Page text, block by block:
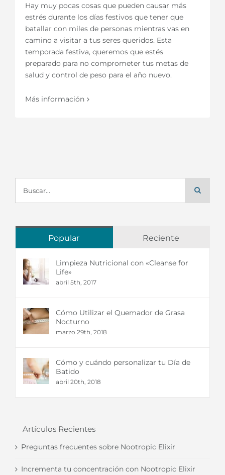
Hay muy pocas cosas que pueden causar más
estrés durante los días festivos que tener que
batallar con miles de personas mientras vas en
camino a visitar a tus seres queridos. Esta
temporada festiva, queremos que estés
preparado para no comprometer tus metas de
salud y control de peso para el año nuevo.
Más información
Popular Reciente
Limpieza Nutricional con «Cleanse for
Life»
abril 5th, 2017
Cómo Utilizar el Quemador de Grasa
Nocturno
marzo 29th, 2018
Cómo y cuándo personalizar tu Día de
Batido
abril 20th, 2018
Artículos Recientes
Preguntas frecuentes sobre Nootropic Elixir
Incrementa tu concentración con Nootropic Elixir